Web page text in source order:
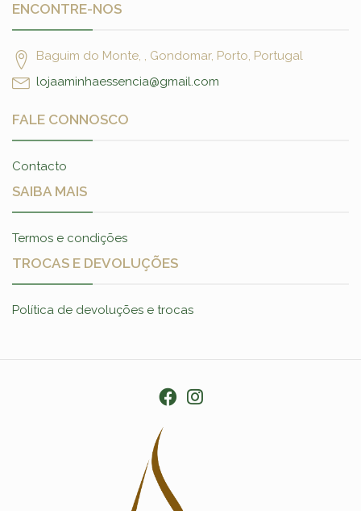
ENCONTRE-NOS
Baguim do Monte, , Gondomar, Porto, Portugal
lojaaminhaessencia@gmail.com
FALE CONNOSCO
Contacto
SAIBA MAIS
Termos e condições
TROCAS E DEVOLUÇÕES
Política de devoluções e trocas